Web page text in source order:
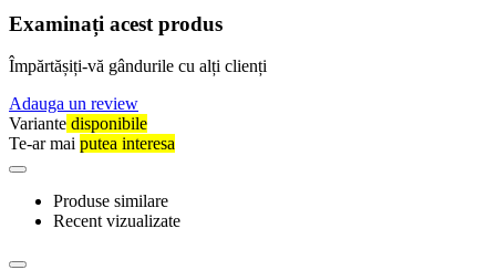
Examinați acest produs
Împărtășiți-vă gândurile cu alți clienți
Adauga un review
Variante disponibile
Te-ar mai putea interesa
Produse similare
Recent vizualizate